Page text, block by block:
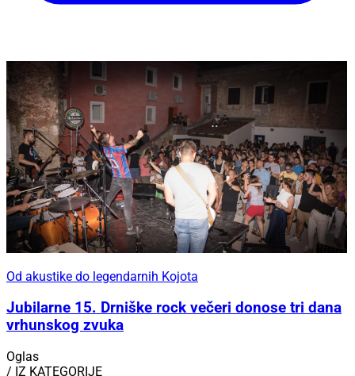
Od akustike do legendarnih Kojota
Jubilarne 15. Drniške rock večeri donose tri dana
vrhunskog zvuka
Oglas
/ IZ KATEGORIJE